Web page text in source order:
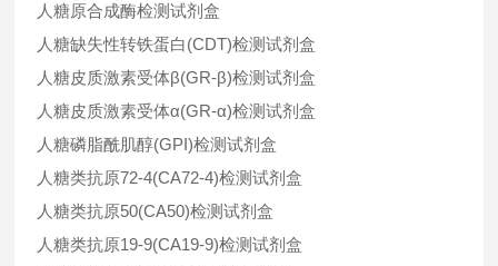
人糖原合成酶检测试剂盒
人糖缺失性转铁蛋白(CDT)检测试剂盒
人糖皮质激素受体β(GR-β)检测试剂盒
人糖皮质激素受体α(GR-α)检测试剂盒
人糖磷脂酰肌醇(GPI)检测试剂盒
人糖类抗原72-4(CA72-4)检测试剂盒
人糖类抗原50(CA50)检测试剂盒
人糖类抗原19-9(CA19-9)检测试剂盒